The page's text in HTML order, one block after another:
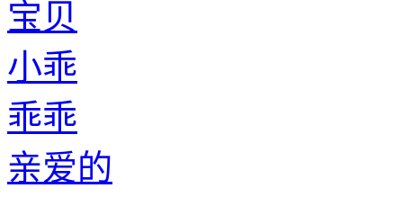
宝贝
小乖
乖乖
亲爱的